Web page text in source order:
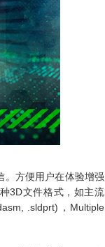
。方便用户在体验增强
3D文件格式，如主流
.sldprt)，Multiple